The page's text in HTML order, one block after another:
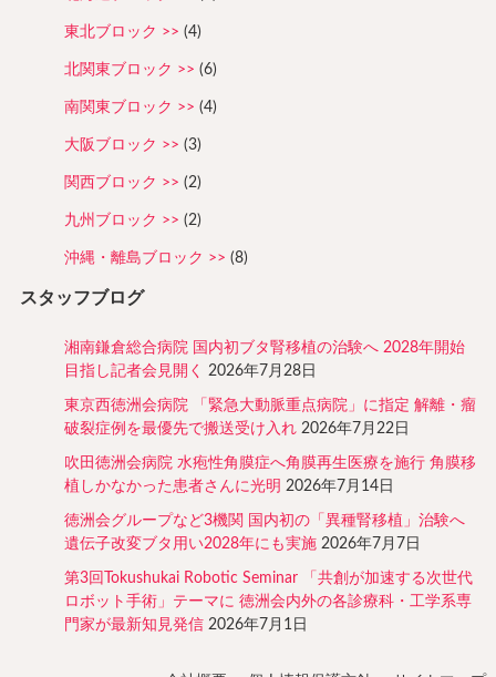
東北ブロック (4)
北関東ブロック (6)
南関東ブロック (4)
大阪ブロック (3)
関西ブロック (2)
九州ブロック (2)
沖縄・離島ブロック (8)
スタッフブログ
湘南鎌倉総合病院 国内初ブタ腎移植の治験へ 2028年開始
目指し記者会見開く
2026年7月28日
東京西徳洲会病院 「緊急大動脈重点病院」に指定 解離・瘤
破裂症例を最優先で搬送受け入れ 2026年7月22日
吹田徳洲会病院 水疱性角膜症へ角膜再生医療を施行 角膜移
植しかなかった患者さんに光明 2026年7月14日
徳洲会グループなど3機関 国内初の「異種腎移植」治験へ
遺伝子改変ブタ用い2028年にも実施 2026年7月7日
第3回Tokushukai Robotic Seminar 「共創が加速する次世代
ロボット手術」テーマに 徳洲会内外の各診療科・工学系専
門家が最新知見発信 2026年7月1日